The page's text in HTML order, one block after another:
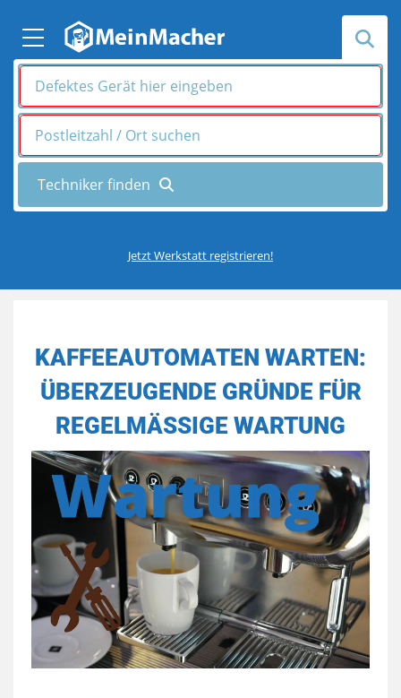
Jetzt Werkstatt registrieren!
KAFFEEAUTOMATEN WARTEN:
ÜBERZEUGENDE GRÜNDE FÜR
REGELMÄSSIGE WARTUNG